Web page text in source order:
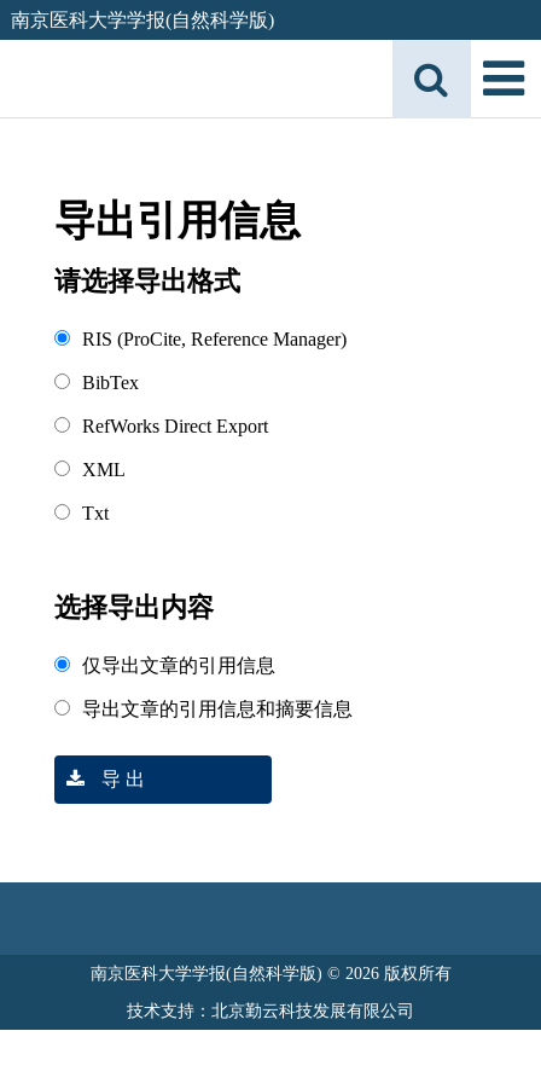
南京医科大学学报(自然科学版)
导出引用信息
请选择导出格式
RIS (ProCite, Reference Manager)
BibTex
RefWorks Direct Export
XML
Txt
选择导出内容
仅导出文章的引用信息
导出文章的引用信息和摘要信息
导 出
南京医科大学学报(自然科学版) © 2026 版权所有
技术支持：北京勤云科技发展有限公司